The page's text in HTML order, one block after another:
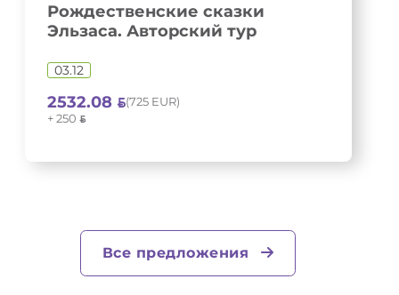
Рождественские сказки
Эльзаса. Авторский тур
03.12
2532.08
(725 EUR)
+ 250
Все предложения